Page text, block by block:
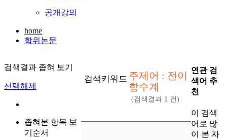
공개강의
home
학위논문
검색결과 좁혀 보기
선택해제
좁혀본 항목 보
기순서
검색키워드 주제어 : 전이
함수계
(검색결과 1 건)
연관 검
색어 추
천
이 검색
어로 많
이 본 자